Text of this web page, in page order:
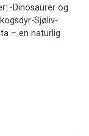
-Dinosaurer og
Sjøliv-
– en naturlig